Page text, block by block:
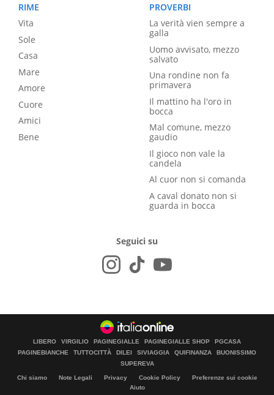
RIME
Vita
Sole
Casa
Mare
Amore
Cuore
Amici
Bene
PROVERBI
La verità vien sempre a
galla
Uomo avvisato, mezzo
salvato
Una rondine non fa
primavera
Il mattino ha l'oro in
bocca
Mal comune, mezzo
gaudio
Il gioco non vale la
candela
Al cuor non si comanda
A caval donato non si
guarda in bocca
Seguici su
LIBERO VIRGILIO PAGINEGIALLE PAGINEGIALLE SHOP
PGCASA
PAGINEBIANCHE
TUTTOCITTÀ DILEI SIVIAGGIA QUIFINANZA
BUONISSIMO
SUPEREVA
Chi siamo Note Legali Privacy Cookie Policy
Preferenze sui cookie
Aiuto